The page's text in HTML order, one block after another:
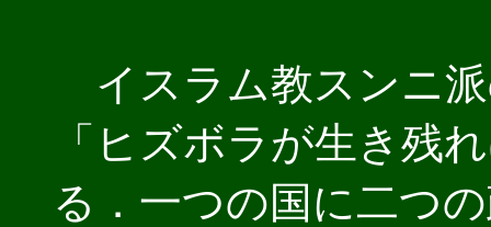
イスラム教スンニ
「ヒズボラが生き残
る．一つの国に二つ